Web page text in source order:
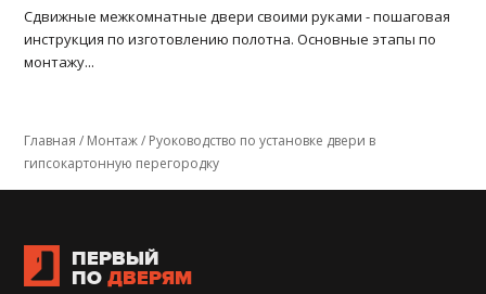
Сдвижные межкомнатные двери своими руками - пошаговая
инструкция по изготовлению полотна. Основные этапы по
монтажу...
Главная / Монтаж / Руоководство по установке двери в
гипсокартонную перегородку
ПЕРВЫЙ
ПО ДВЕРЯМ